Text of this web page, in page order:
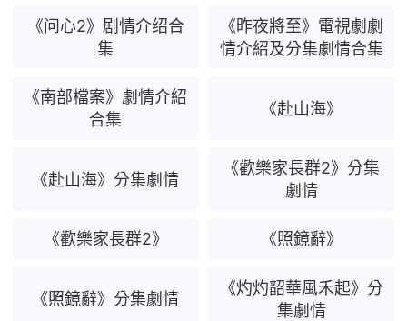
《问心2》剧情介绍合
集
《昨夜將至》電視劇劇
情介紹及分集劇情合集
《南部檔案》劇情介紹
合集
《赴山海》
《赴山海》分集劇情
《歡樂家長群2》分集
劇情
《歡樂家長群2》 《照鏡辭》
《照鏡辭》分集劇情
《灼灼韶華風禾起》分
集劇情